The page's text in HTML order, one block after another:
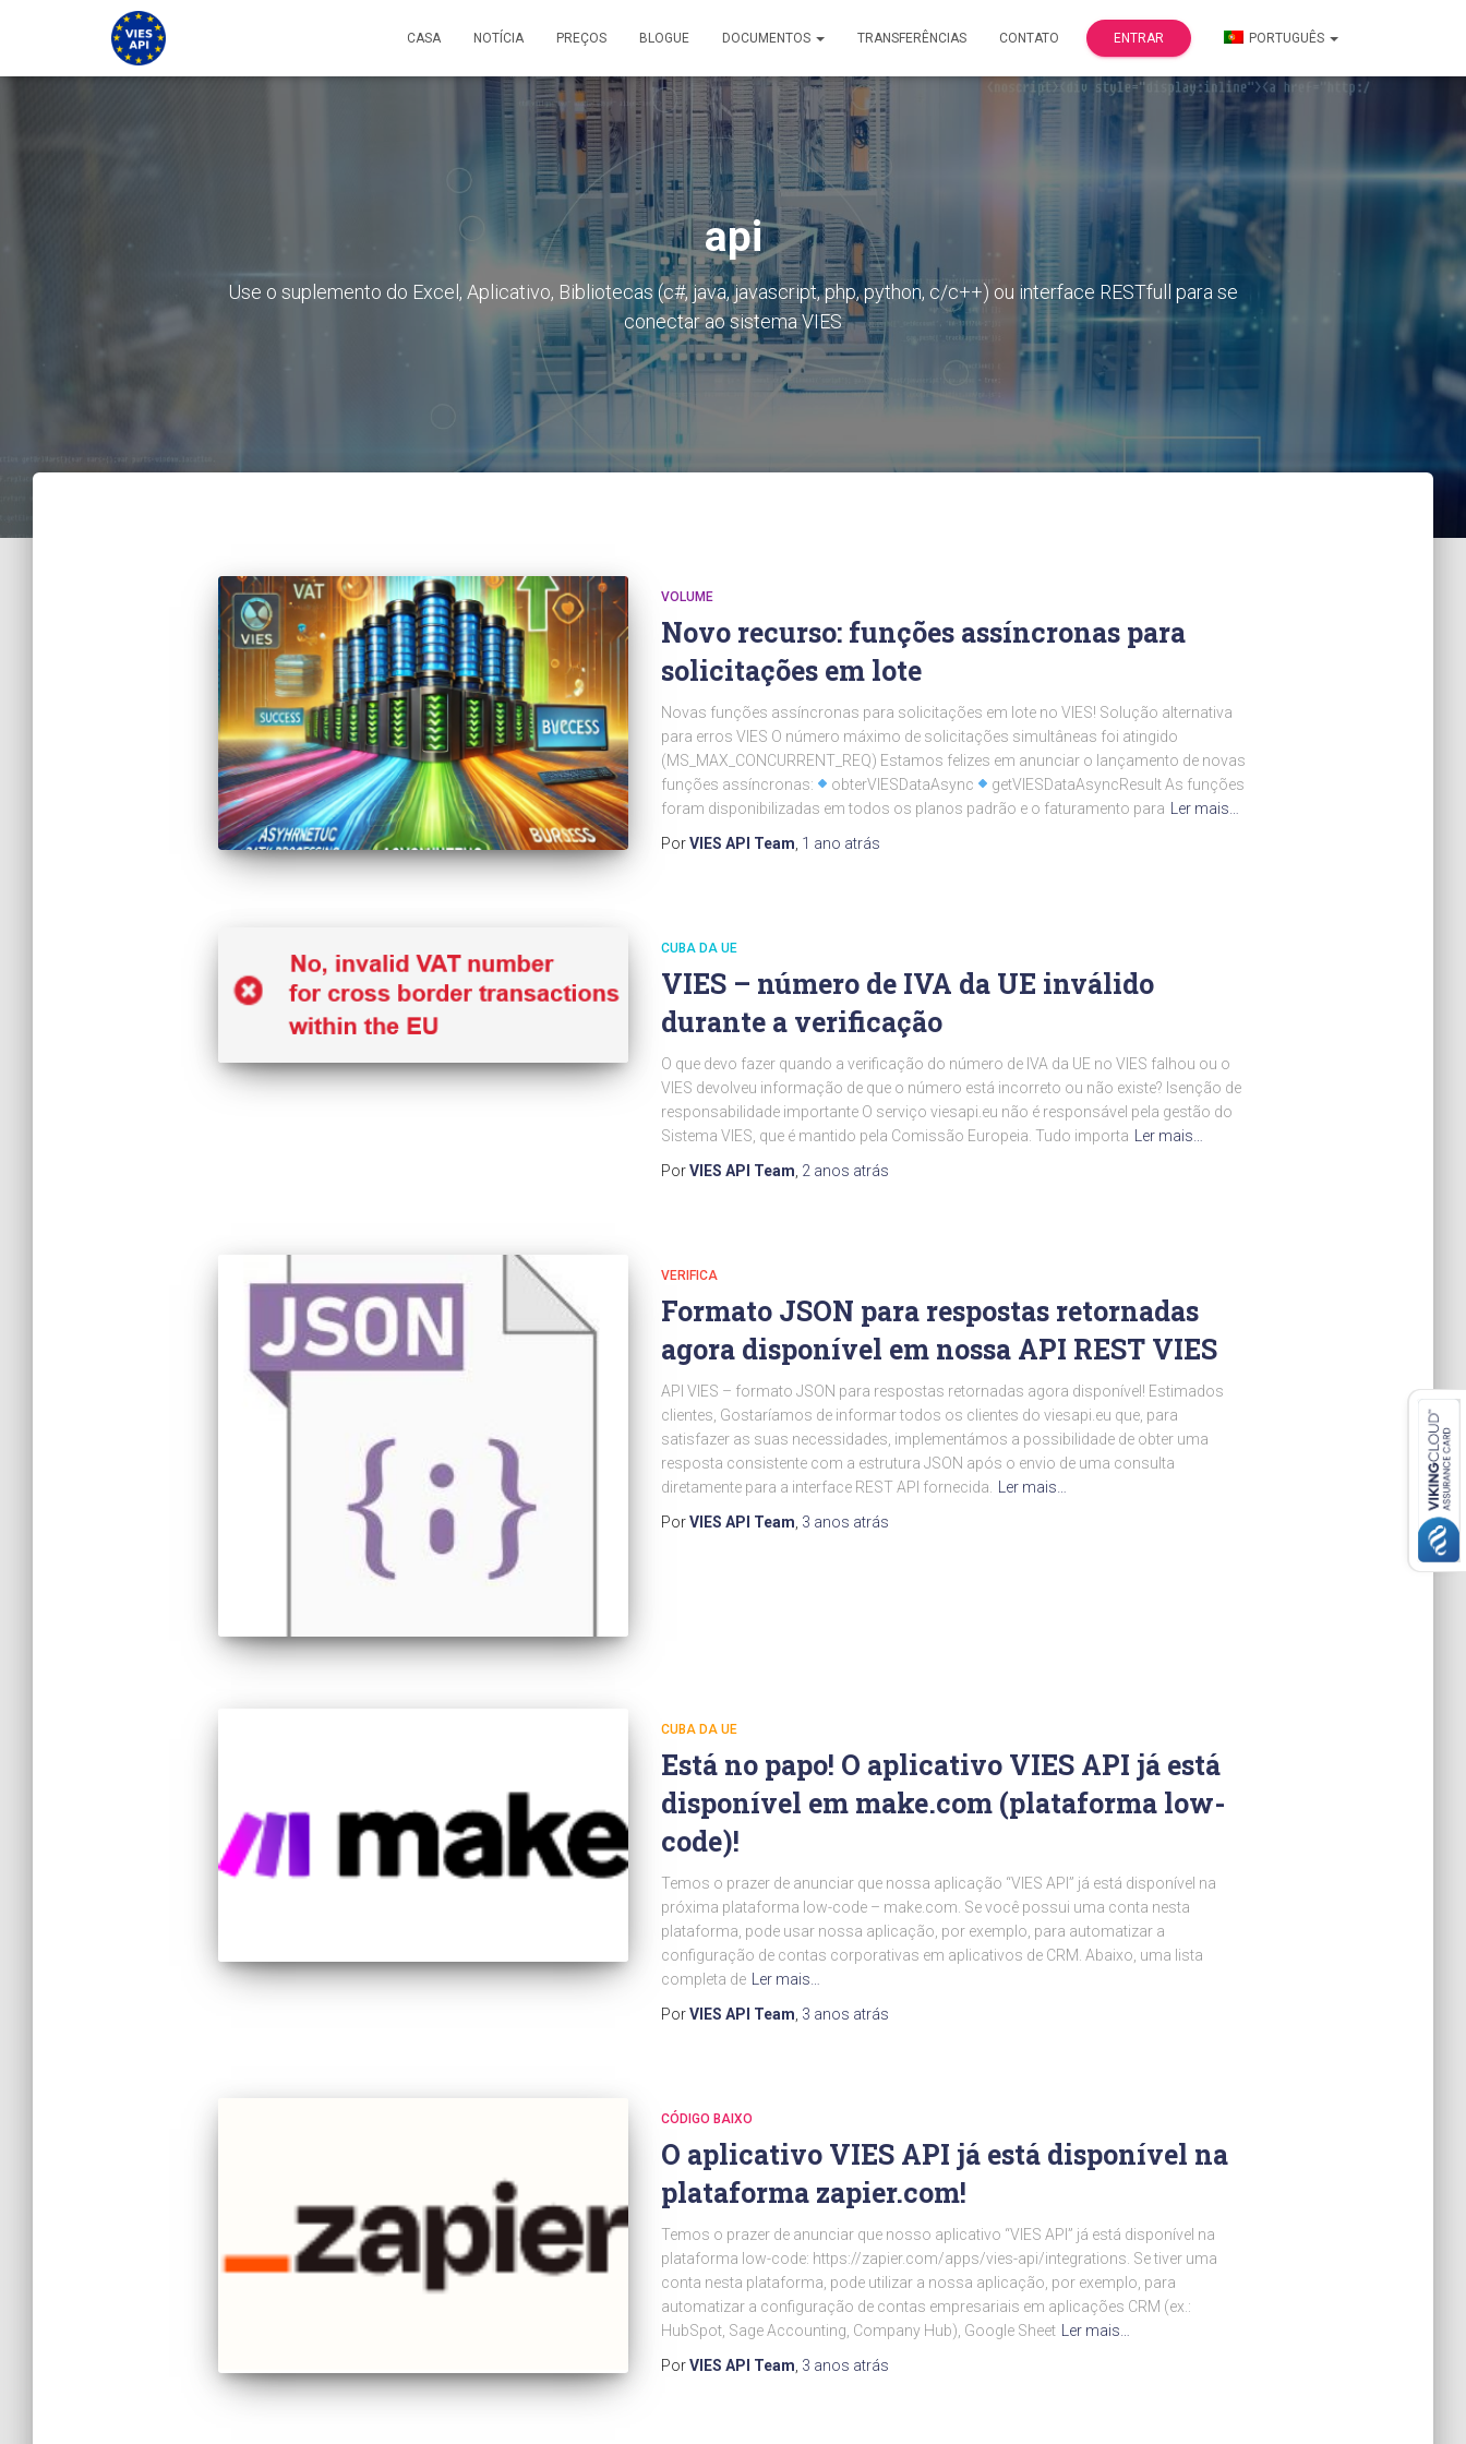
CASA NOTÍCIA PREÇOS BLOGUE DOCUMENTOS TRANSFERÊNCIAS CONTATO ENTRAR PORTUGUÊS
api
Use o suplemento do Excel, Aplicativo, Bibliotecas (c#, java, javascript, php, python, c/c++) ou interface RESTfull para se
conectar ao sistema VIES
VOLUME
Novo recurso: funções assíncronas para
solicitações em lote
Novas funções assíncronas para solicitações em lote no VIES! Solução alternativa
para erros VIES O número máximo de solicitações simultâneas foi atingido
(MS_MAX_CONCURRENT_REQ) Estamos felizes em anunciar o lançamento de novas
funções assíncronas:
obterVIESDataAsync
getVIESDataAsyncResult As funções
foram disponibilizadas em todos os planos padrão e o faturamento para
Ler mais…
PorVIES API Team 1 ano atrás
CUBA DA UE
VIES – número de IVA da UE inválido
durante a verificação
O que devo fazer quando a verificação do número de IVA da UE no VIES falhou ou o
VIES devolveu informação de que o número está incorreto ou não existe? Isenção de
responsabilidade importante O serviço viesapi.eu não é responsável pela gestão do
Sistema VIES, que é mantido pela Comissão Europeia. Tudo importa
Ler mais…
PorVIES API Team 2 anos atrás
VERIFICA
Formato JSON para respostas retornadas
agora disponível em nossa API REST VIES
API VIES – formato JSON para respostas retornadas agora disponível! Estimados
clientes, Gostaríamos de informar todos os clientes do viesapi.eu que, para
satisfazer as suas necessidades, implementámos a possibilidade de obter uma
resposta consistente com a estrutura JSON após o envio de uma consulta
diretamente para a interface REST API fornecida.
Ler mais…
PorVIES API Team 3 anos atrás
CUBA DA UE
Está no papo! O aplicativo VIES API já está
disponível em make.com (plataforma low-
code)!
Temos o prazer de anunciar que nossa aplicação “VIES API” já está disponível na
próxima plataforma low-code – make.com. Se você possui uma conta nesta
plataforma, pode usar nossa aplicação, por exemplo, para automatizar a
configuração de contas corporativas em aplicativos de CRM. Abaixo, uma lista
completa de
Ler mais…
PorVIES API Team 3 anos atrás
CÓDIGO BAIXO
O aplicativo VIES API já está disponível na
plataforma zapier.com!
Temos o prazer de anunciar que nosso aplicativo “VIES API” já está disponível na
plataforma low-code: https://zapier.com/apps/vies-api/integrations. Se tiver uma
conta nesta plataforma, pode utilizar a nossa aplicação, por exemplo, para
automatizar a configuração de contas empresariais em aplicações CRM (ex.:
HubSpot, Sage Accounting, Company Hub), Google Sheet
Ler mais…
PorVIES API Team 3 anos atrás